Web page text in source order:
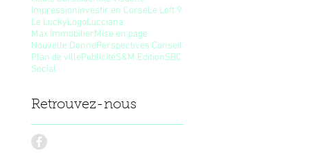
ImpressionInvestir en CorseLe Loft 9
Le LuckyLogoLucciana
Max ImmobilierMise en page
Nouvelle DonnePerspectives Conseil
Plan de villePublicitéS&M EditionSBC
Social
Retrouvez-nous